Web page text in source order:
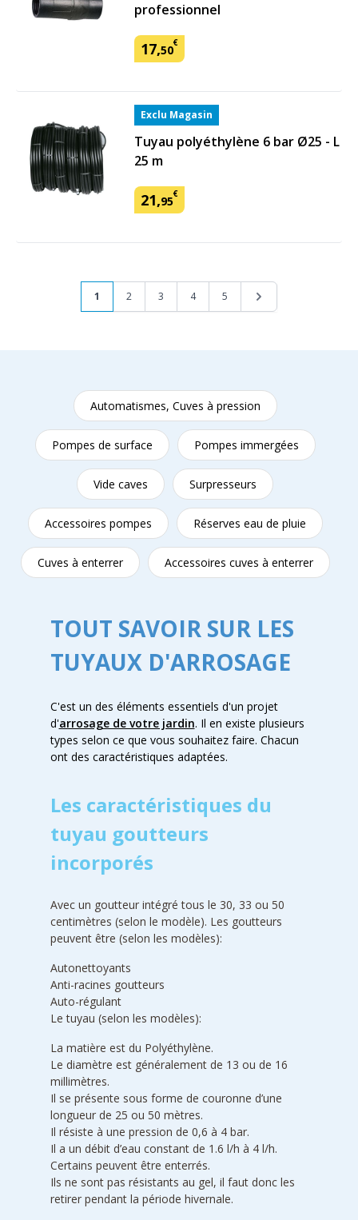
professionnel
17,50€
Exclu Magasin
Tuyau polyéthylène 6 bar Ø25 - L
25 m
21,95€
PageVous lisez actuellement la page
1 Page
2 Page
3 Page
4 Page
5 Page
Automatismes, Cuves à pression
Pompes de surface Pompes immergées
Vide caves Surpresseurs
Accessoires pompes Réserves eau de pluie
Cuves à enterrer Accessoires cuves à enterrer
TOUT SAVOIR SUR LES
TUYAUX D'ARROSAGE
C'est un des éléments essentiels d'un projet
d'arrosage de votre jardin. Il en existe plusieurs
types selon ce que vous souhaitez faire. Chacun
ont des caractéristiques adaptées.
Les caractéristiques du
tuyau goutteurs
incorporés
Avec un goutteur intégré tous le 30, 33 ou 50
centimètres (selon le modèle). Les goutteurs
peuvent être (selon les modèles):
Autonettoyants
Anti-racines goutteurs
Auto-régulant
Le tuyau (selon les modèles):
La matière est du Polyéthylène.
Le diamètre est généralement de 13 ou de 16
millimètres.
Il se présente sous forme de couronne d’une
longueur de 25 ou 50 mètres.
Il résiste à une pression de 0,6 à 4 bar.
Il a un débit d’eau constant de 1.6 l/h à 4 l/h.
Certains peuvent être enterrés.
Ils ne sont pas résistants au gel, il faut donc les
retirer pendant la période hivernale.